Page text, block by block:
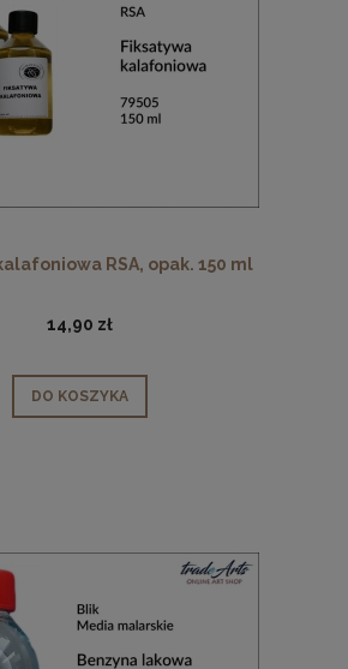
RSA, opak. 150 ml
14,90 zł
DO KOSZYKA